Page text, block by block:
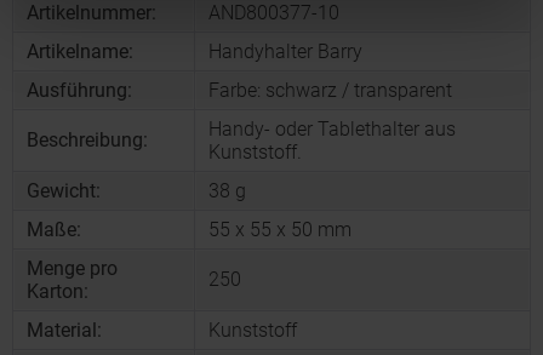
Artikelnummer:
AND800377-10
Artikelname:
Handyhalter Barry
Ausführung:
Farbe: schwarz / transparent
Beschreibung:
Handy- oder Tablethalter aus
Kunststoff.
Gewicht:
38 g
Maße:
55 x 55 x 50 mm
Menge pro
Karton:
250
Material:
Kunststoff